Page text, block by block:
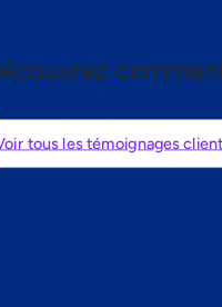
tous les témoignages